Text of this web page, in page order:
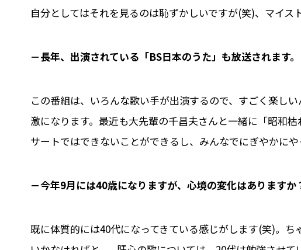
自分としてはそれを見るのは恥ずかしいですが(笑)、マイス
－長年、出演されている「BS日本のうた」も放送されます。
この番組は、いろんな歌い手が出演するので、すごく楽し
激になります。最近も大先輩の千昌夫さんと一緒に「昭和
サートではできないことができるし、みんなでにぎやかにや
－今年9月には40歳になりますが、心境の変化はありますか
既に体質的には40代になってきている感じがします(笑)。